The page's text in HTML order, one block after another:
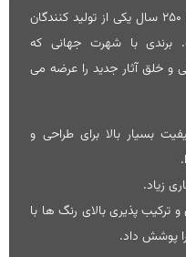
فابرکاستل برند آلمانی با قدمت بیش از 250 سال یکی از تولید کنندگان
برندی با شهرت جهانی که
و خلق آثار جدید را عرضه می
بسیار بالا برای طراحی و
زیاد.
ترکیب پذیری بالای رنگ ها با
پوشش داد.